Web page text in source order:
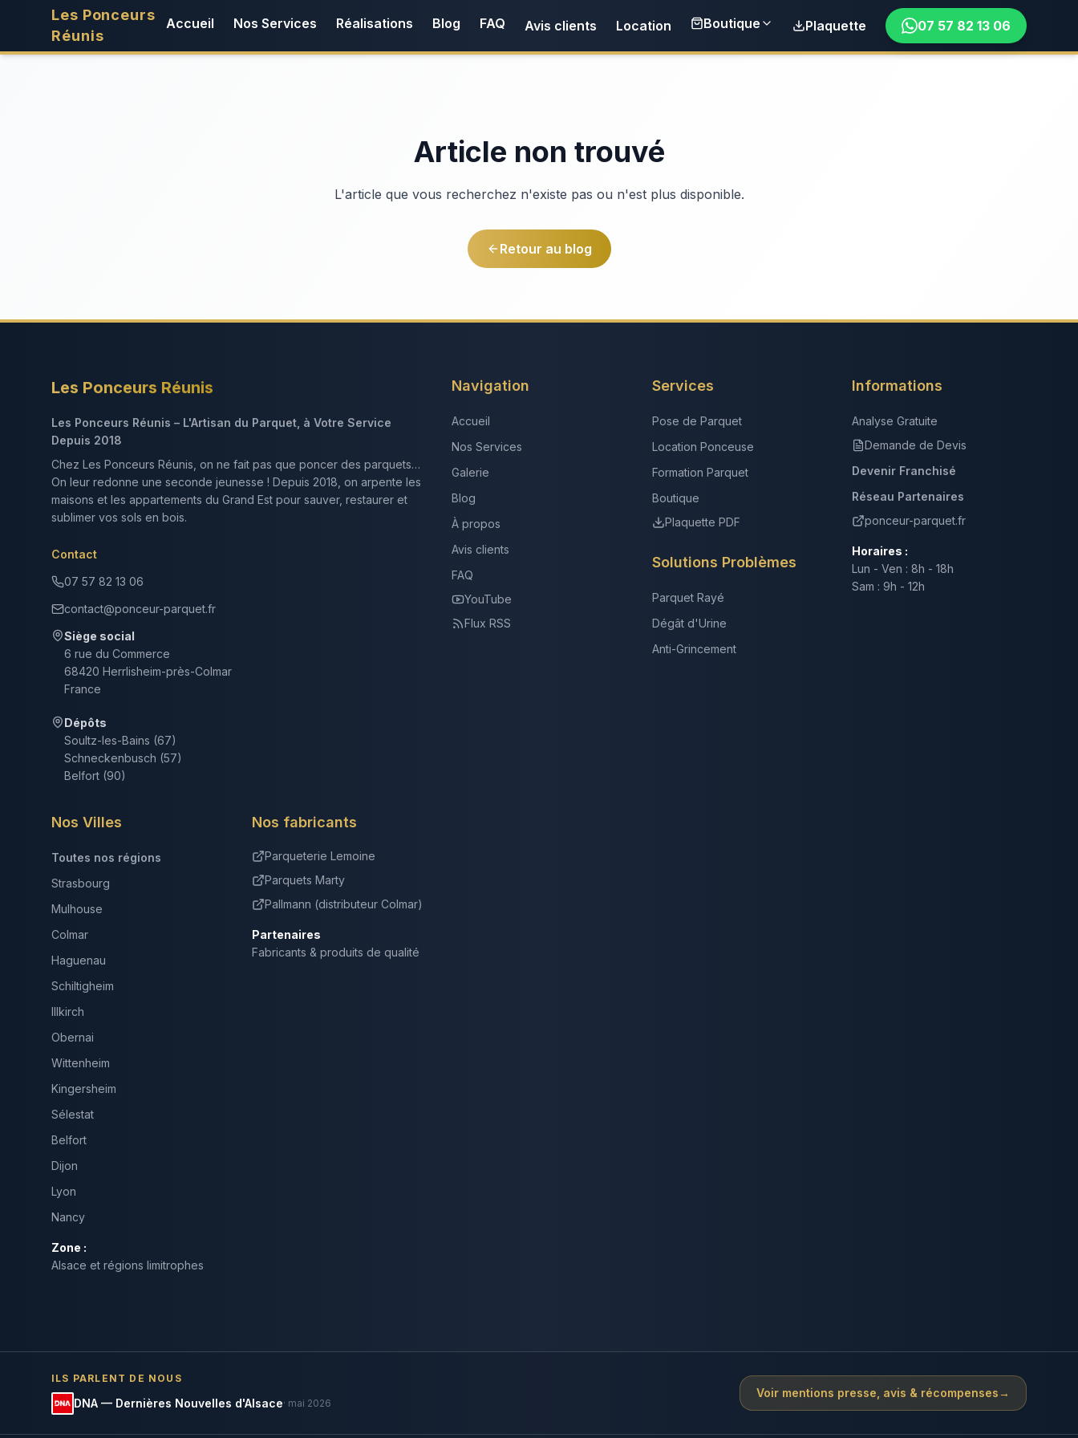
Les Ponceurs
Réunis
Accueil Nos Services Réalisations Blog FAQ Avis clients Location Boutique Plaquette 07 57 82 13 06
Article non trouvé
L'article que vous recherchez n'existe pas ou n'est plus disponible.
Retour au blog
Les Ponceurs Réunis
Les Ponceurs Réunis – L'Artisan du Parquet, à Votre Service
Depuis 2018
Chez Les Ponceurs Réunis, on ne fait pas que poncer des parquets…
On leur redonne une seconde jeunesse ! Depuis 2018, on arpente les
maisons et les appartements du Grand Est pour sauver, restaurer et
sublimer vos sols en bois.
Contact
07 57 82 13 06
contact@ponceur-parquet.fr
Siège social
6 rue du Commerce
68420 Herrlisheim-près-Colmar
France
Dépôts
Soultz-les-Bains (67)
Schneckenbusch (57)
Belfort (90)
Navigation
Accueil
Nos Services
Galerie
Blog
À propos
Avis clients
FAQ
YouTube
Flux RSS
Services
Pose de Parquet
Location Ponceuse
Formation Parquet
Boutique
Plaquette PDF
Solutions Problèmes
Parquet Rayé
Dégât d'Urine
Anti-Grincement
Informations
Analyse Gratuite
Demande de Devis
Devenir Franchisé
Réseau Partenaires
ponceur-parquet.fr
Horaires :
Lun - Ven : 8h - 18h
Sam : 9h - 12h
Nos Villes
Toutes nos régions
Strasbourg
Mulhouse
Colmar
Haguenau
Schiltigheim
Illkirch
Obernai
Wittenheim
Kingersheim
Sélestat
Belfort
Dijon
Lyon
Nancy
Zone :
Alsace et régions limitrophes
Nos fabricants
Parqueterie Lemoine
Parquets Marty
Pallmann (distributeur Colmar)
Partenaires
Fabricants & produits de qualité
ILS PARLENT DE NOUS
DNA — Dernières Nouvelles d'Alsace· mai 2026
Voir mentions presse, avis & récompenses→